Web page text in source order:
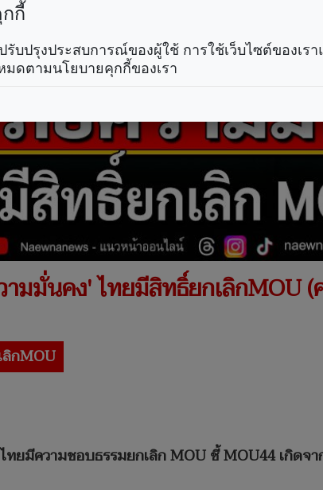
มมั่นคง' ไทยมีสิทธิ์ยกเลิกMOU
ลิกMOU
ยมีความชอบธรรมยกเลิก MOU ชี้ MOU44 เกิดจ
กี้
รับปรุงประสบการณ์ของผู้ใช้ การใช้เว็บไซต์ของเร
ดตามนโยบายคุกกี้ของเรา